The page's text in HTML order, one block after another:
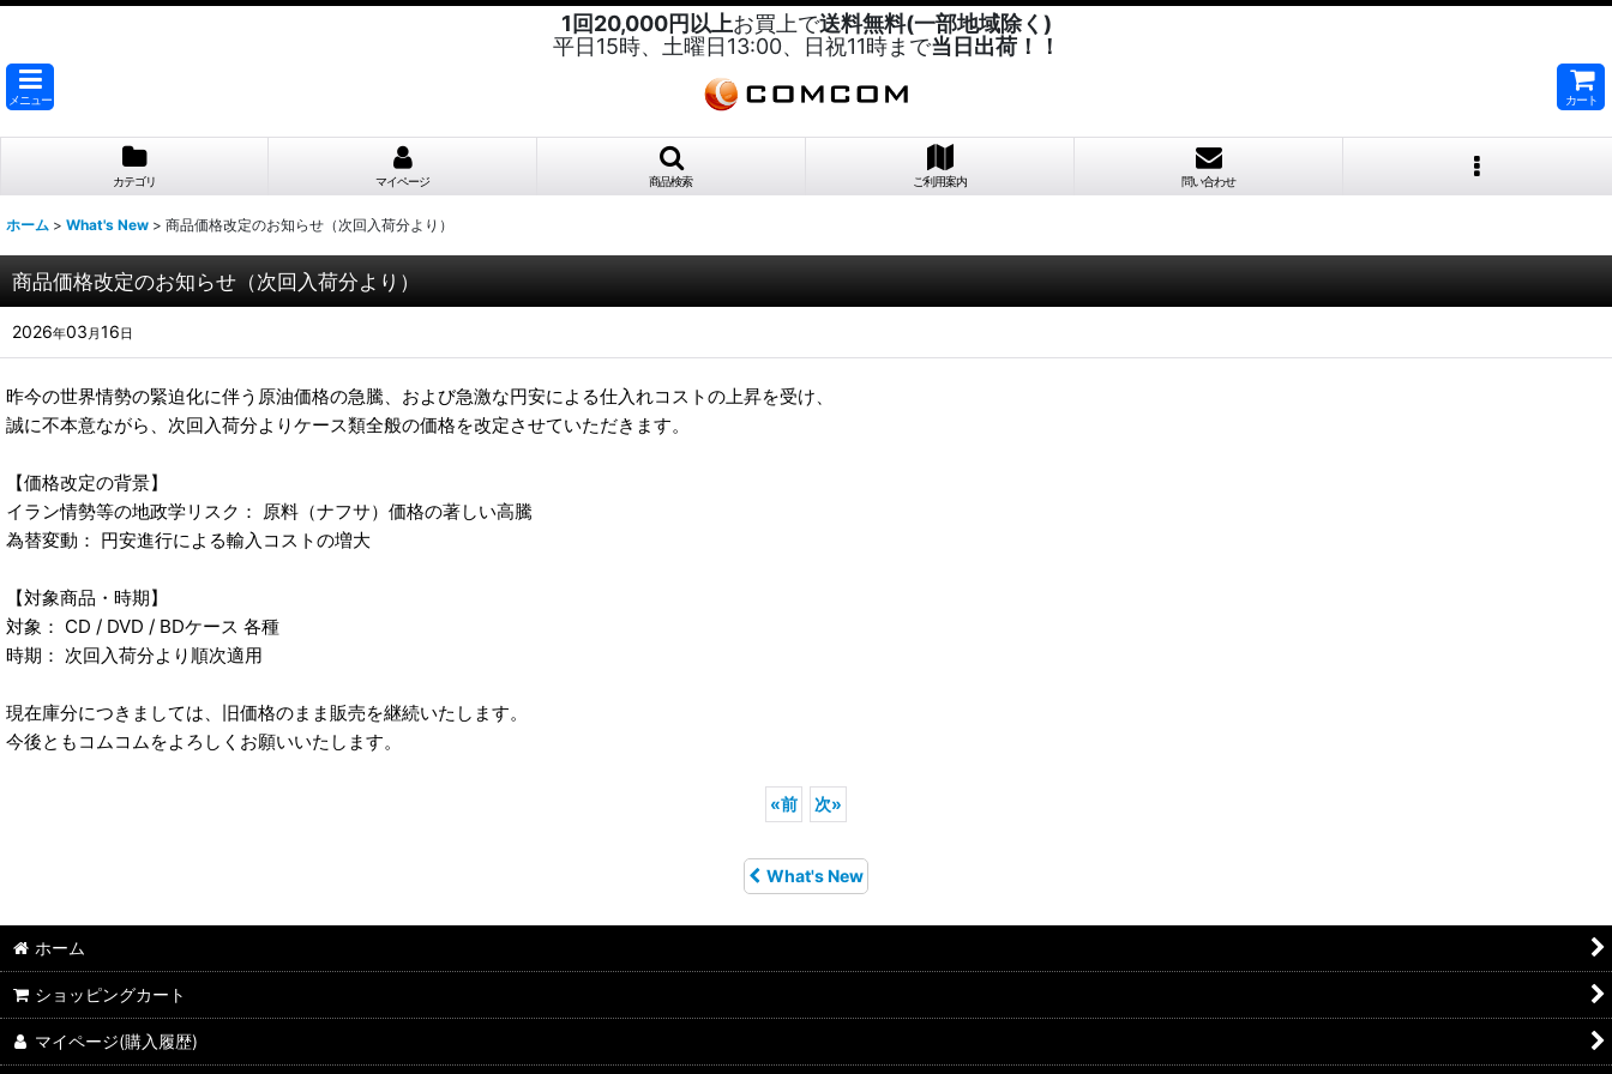
1回20,000円以上お買上で送料無料(一部地域除く)
平日15時、土曜日13:00、日祝11時まで当日出荷！！
メニュー カート
カテゴリ マイページ 商品検索 ご利用案内 問い合わせ
ホーム > What's New > 商品価格改定のお知らせ（次回入荷分より）
商品価格改定のお知らせ（次回入荷分より）
2026年03 月 16 日
昨今の世界情勢の緊迫化に伴う原油価格の急騰、および急激な円安による仕入れコストの上昇を受け、
誠に不本意ながら、次回入荷分よりケース類全般の価格を改定させていただきます。
【価格改定の背景】
イラン情勢等の地政学リスク： 原料（ナフサ）価格の著しい高騰
為替変動： 円安進行による輸入コストの増大
【対象商品・時期】
対象： CD / DVD / BDケース 各種
時期： 次回入荷分より順次適用
現在庫分につきましては、旧価格のまま販売を継続いたします。
今後ともコムコムをよろしくお願いいたします。
«前 次»
What's New
ホーム
ショッピングカート
マイページ(購入履歴)